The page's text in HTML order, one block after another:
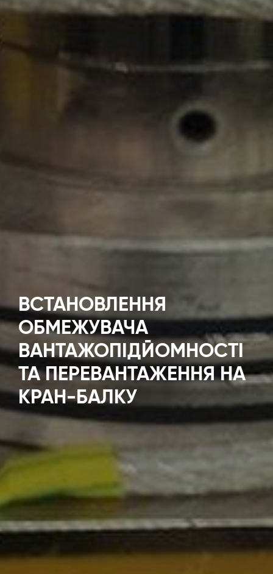
ВСТАНОВЛЕННЯ
ОБМЕЖУВАЧА
ВАНТАЖОПІДЙОМНОСТІ
ТА ПЕРЕВАНТАЖЕННЯ НА
КРАН-БАЛКУ